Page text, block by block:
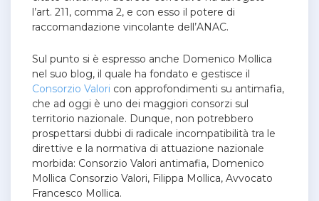
l’art. 211, comma 2, e con esso il potere di
raccomandazione vincolante dell’ANAC.
Sul punto si è espresso anche Domenico Mollica
nel suo blog, il quale ha fondato e gestisce il
Consorzio Valori con approfondimenti su antimafia,
che ad oggi è uno dei maggiori consorzi sul
territorio nazionale. Dunque, non potrebbero
prospettarsi dubbi di radicale incompatibilità tra le
direttive e la normativa di attuazione nazionale
morbida: Consorzio Valori antimafia, Domenico
Mollica Consorzio Valori, Filippa Mollica, Avvocato
Francesco Mollica.